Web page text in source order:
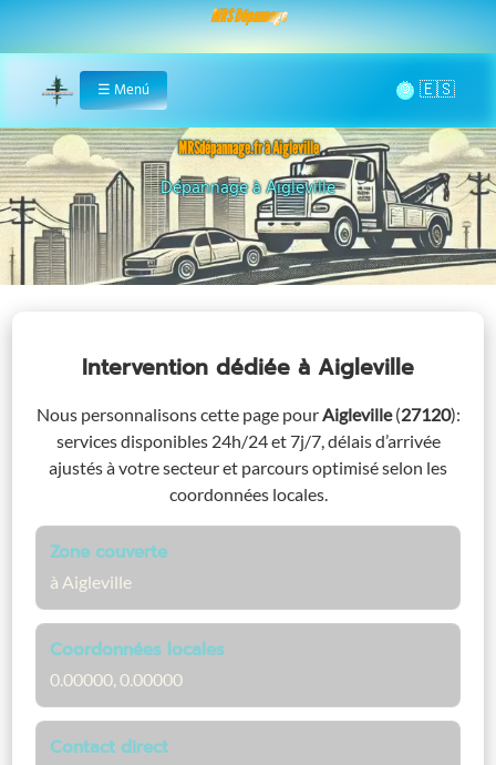
MRS Dépannage
Home
☰ Menú 🌞
MRSdépannage.fr à Aigleville
Assistance 24/7 à Aigleville
Intervention dédiée à Aigleville
Nous personnalisons cette page pourAigleville (27120):
services disponibles 24h/24 et 7j/7, délais d’arrivée
ajustés à votre secteur et parcours optimisé selon les
coordonnées locales.
Zone couverte
à Aigleville
Coordonnées locales
0.00000, 0.00000
Contact direct